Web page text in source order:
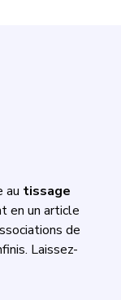
au tissage
en un article
de
Laissez-